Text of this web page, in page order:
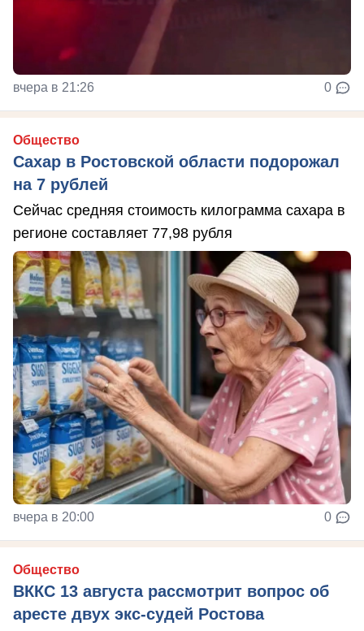
вчера в 21:26 0
Общество
Сахар в Ростовской области подорожал
на 7 рублей
Сейчас средняя стоимость килограмма сахара в
регионе составляет 77,98 рубля
вчера в 20:00 0
Общество
ВККС 13 августа рассмотрит вопрос об
аресте двух экс-судей Ростова